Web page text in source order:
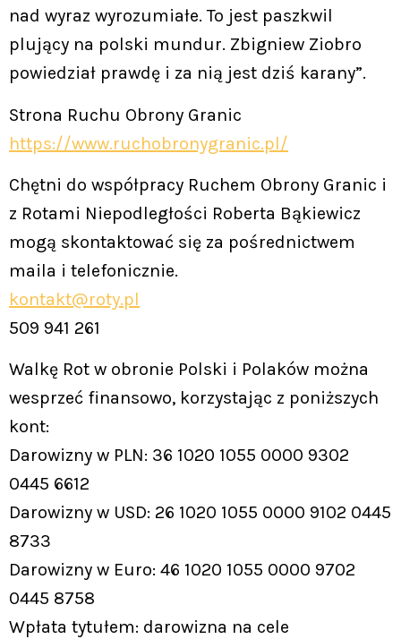
nad wyraz wyrozumiałe. To jest paszkwil
plujący na polski mundur. Zbigniew Ziobro
powiedział prawdę i za nią jest dziś karany”.
Strona Ruchu Obrony Granic
https://www.ruchobronygranic.pl/
Chętni do współpracy Ruchem Obrony Granic i
z Rotami Niepodległości Roberta Bąkiewicz
mogą skontaktować się za pośrednictwem
maila i telefonicznie.
kontakt@roty.pl
509 941 261
Walkę Rot w obronie Polski i Polaków można
wesprzeć finansowo, korzystając z poniższych
kont:
Darowizny w PLN: 36 1020 1055 0000 9302
0445 6612
Darowizny w USD: 26 1020 1055 0000 9102 0445
8733
Darowizny w Euro: 46 1020 1055 0000 9702
0445 8758
Wpłata tytułem: darowizna na cele